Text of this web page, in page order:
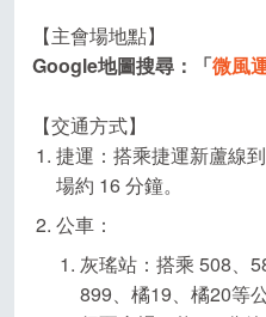
【主會場地點】
Google地圖搜尋：「微風
【交通方式】
捷運：搭乘捷運新蘆線
場約 16 分鐘。
公車：
灰瑤站：搭乘 508、
899、橘19、橘20等